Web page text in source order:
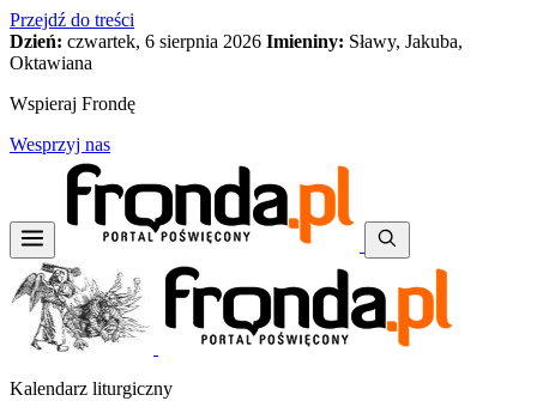
Przejdź do treści
Dzień: czwartek, 6 sierpnia 2026 Imieniny: Sławy, Jakuba,
Oktawiana
Wspieraj Frondę
Wesprzyj nas
Kalendarz liturgiczny